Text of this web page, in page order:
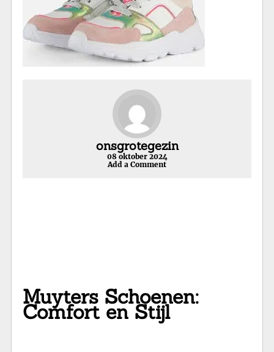
onsgrotegezin
08 oktober 2024
Add a Comment
Muyters Schoenen:
Comfort en Stijl